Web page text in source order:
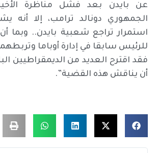
عن بايدن بعد فشل مناظرة
الجمهوري دونالد ترامب، إلا أنه
استمرار تراجع شعبية بايدن.. وبما أن
للرئيس سابقا في إدارة أوباما
فقد اقترح العديد من الديمقراطيين
أن يناقش هذه القضية”.